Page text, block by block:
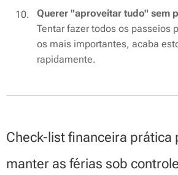
Querer "aproveitar tudo" sem
Tentar fazer todos os passeios
os mais importantes, acaba
rapidamente.
Check-list financeira prática
manter as férias sob